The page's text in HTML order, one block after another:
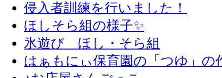
侵入者訓練を行いました！
ほしそら組の様子✨
氷遊び ほし・そら組
はぁもにぃ保育園の「つゆ」の